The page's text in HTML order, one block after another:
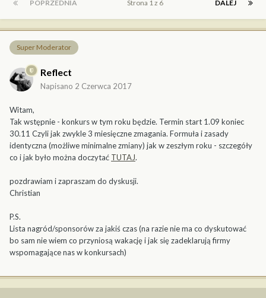
POPRZEDNIA DALEJ
Strona 1 z 6
Super Moderator
Reflect
Napisano 2 Czerwca 2017
Witam,
Tak wstępnie - konkurs w tym roku będzie. Termin start 1.09 koniec
30.11 Czyli jak zwykle 3 miesięczne zmagania. Formuła i zasady
identyczna (możliwe minimalne zmiany) jak w zeszłym roku - szczegóły
co i jak było można doczytać TUTAJ.
pozdrawiam i zapraszam do dyskusji.
Christian
P.S.
Lista nagród/sponsorów za jakiś czas (na razie nie ma co dyskutować
bo sam nie wiem co przyniosą wakację i jak się zadeklarują firmy
wspomagające nas w konkursach)